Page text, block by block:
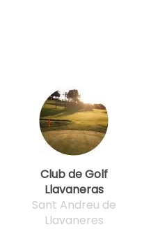
Club de Golf
Llavaneras
Sant Andreu de
Llavaneres